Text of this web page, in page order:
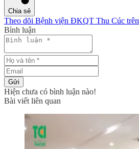
Chia sẻ
Theo dõi Bệnh viện ĐKQT Thu Cúc trên
Bình luận
Gửi
Hiện chưa có bình luận nào!
Bài viết liên quan